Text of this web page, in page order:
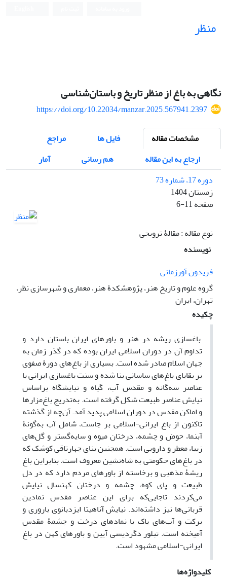
منظر
نگاهی به باغ از منظر تاریخ و باستان‌شناسی
https://doi.org/10.22034/manzar.2025.567941.2397
مشخصات مقاله
فایل ها
مراجع
ارجاع به این مقاله
هم رسانی
آمار
دوره 17، شماره 73
زمستان 1404
صفحه6-11
نوع مقاله : مقالۀ ترویجی
نویسنده
فریدون آورزمانی
گروه علوم و تاریخ هنر، پژوهشکدۀ هنر، معماری و شهرسازی نظر،
تهران، ایران
چکیده
باغسازی ریشه در هنر و باورهای ایران باستان دارد و
تداوم آن در دوران اسلامی ایران بوده که در گذر زمان به
جهان اسلام صادر شده است. بسیاری از باغ‌های دورۀ صفوی
بر بقایای باغ‌های ساسانی بنا شده و سنت باغسازی ایرانی با
عناصر سه‌گانه و مقدس آب، گیاه و نیایشگاه براساس
نیایش عناصر طبیعت شکل گرفته است. به‌تدریج باغ‌‌مزارها
و اماکن مقدس در دوران اسلامی پدید آمد. آن‌چه از گذشته
تاکنون از باغ ایرانی-اسلامی بر جاست، شامل آب به‌گونۀ
آبنما، حوض و چشمه، درختان میوه و سایه‌گستر و گل‌های
زیبا، معطر و دارویی است. همچنین بنای چهارتاقی کوشک که
در باغ‌های حکومتی به شاه‌نشین معروف است. بنابراین باغ
ریشۀ مذهبی و برخاسته از باورهای مردم دارد که در دل
طبیعت و پای کوه، چشمه و درختان کهنسال نیایش
می‌کردند تاجایی‌که برای این عناصر مقدس نمادین
قربانی‌ها نیز داشته‌اند. نیایش آناهیتا ایزدبانوی باروری و
برکت و آب‌های پاک با نمادهای درخت و چشمۀ مقدس
آمیخته است. تبلور دگردیسی آیین و باورهای کهن در باغ
ایرانی-اسلامی مشهود است.
کلیدواژه‌ها